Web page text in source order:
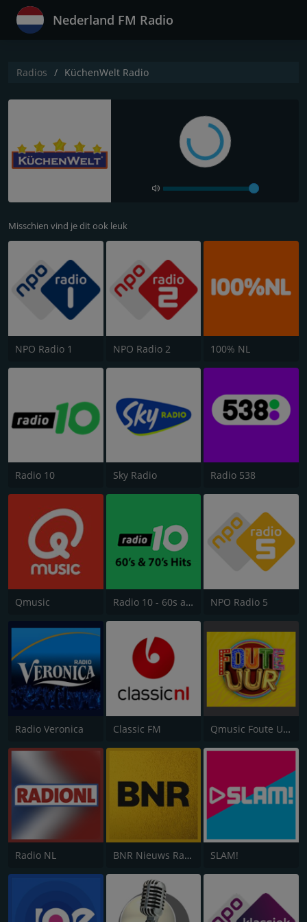
Nederland FM Radio
Radios KüchenWelt Radio
Misschien vind je dit ook leuk
NPO Radio 1 NPO Radio 2 100% NL
Radio 10 Sky Radio Radio 538
Qmusic Radio 10 - 60s and 70s Hits NPO Radio 5
Radio Veronica Classic FM Qmusic Foute Uur
Radio NL BNR Nieuws Radio SLAM!